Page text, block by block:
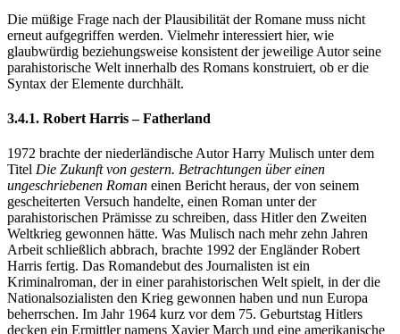
Die müßige Frage nach der Plausibilität der Romane muss nicht
erneut aufgegriffen werden. Vielmehr interessiert hier, wie
glaubwürdig beziehungsweise konsistent der jeweilige Autor seine
parahistorische Welt innerhalb des Romans konstruiert, ob er die
Syntax der Elemente durchhält.
3.4.1. Robert Harris – Fatherland
1972 brachte der niederländische Autor Harry Mulisch unter dem
Titel Die Zukunft von gestern. Betrachtungen über einen
ungeschriebenen Roman einen Bericht heraus, der von seinem
gescheiterten Versuch handelte, einen Roman unter der
parahistorischen Prämisse zu schreiben, dass Hitler den Zweiten
Weltkrieg gewonnen hätte. Was Mulisch nach mehr zehn Jahren
Arbeit schließlich abbrach, brachte 1992 der Engländer Robert
Harris fertig. Das Romandebut des Journalisten ist ein
Kriminalroman, der in einer parahistorischen Welt spielt, in der die
Nationalsozialisten den Krieg gewonnen haben und nun Europa
beherrschen. Im Jahr 1964 kurz vor dem 75. Geburtstag Hitlers
decken ein Ermittler namens Xavier March und eine amerikanische